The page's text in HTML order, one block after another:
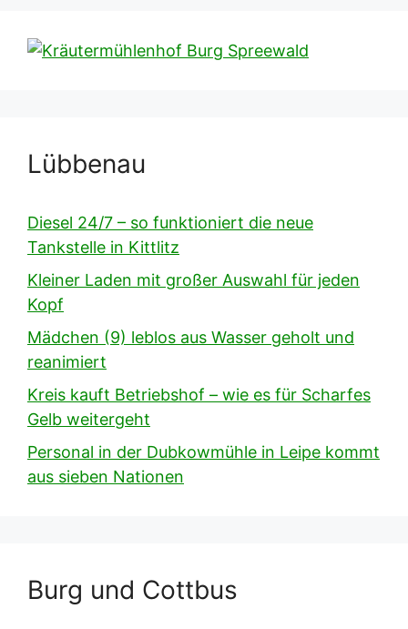
Lübbenau
Diesel 24/7 – so funktioniert die neue
Tankstelle in Kittlitz
Kleiner Laden mit großer Auswahl für jeden
Kopf
Mädchen (9) leblos aus Wasser geholt und
reanimiert
Kreis kauft Betriebshof – wie es für Scharfes
Gelb weitergeht
Personal in der Dubkowmühle in Leipe kommt
aus sieben Nationen
Burg und Cottbus